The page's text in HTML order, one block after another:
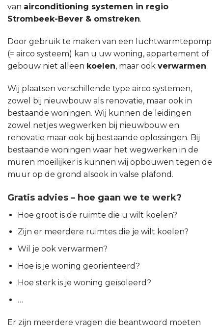
van airconditioning systemen in regio
Strombeek-Bever & omstreken.
Door gebruik te maken van een luchtwarmtepomp
(= airco systeem) kan u uw woning, appartement of
gebouw niet alleen koelen, maar ook verwarmen.
Wij plaatsen verschillende type airco systemen,
zowel bij nieuwbouw als renovatie, maar ook in
bestaande woningen. Wij kunnen de leidingen
zowel netjes wegwerken bij nieuwbouw en
renovatie maar ook bij bestaande oplossingen. Bij
bestaande woningen waar het wegwerken in de
muren moeilijker is kunnen wij opbouwen tegen de
muur op de grond alsook in valse plafond.
Gratis advies – hoe gaan we te werk?
Hoe groot is de ruimte die u wilt koelen?
Zijn er meerdere ruimtes die je wilt koelen?
Wil je ook verwarmen?
Hoe is je woning georiënteerd?
Hoe sterk is je woning geïsoleerd?
…
Er zijn meerdere vragen die beantwoord moeten